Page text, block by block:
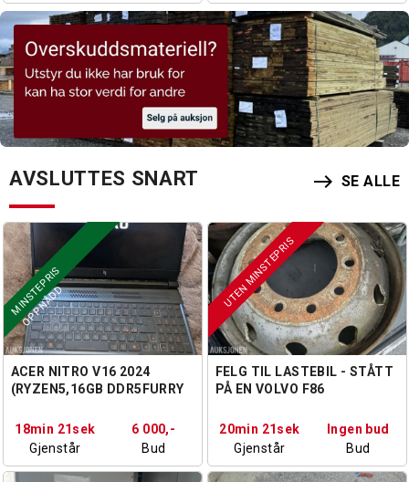
AVSLUTTES SNART east SE ALLE
M
I
N
S
T
E
P
R
I
S
O
P
P
N
Å
D
D
ACER NITRO V16 2024
(RYZEN5,16GB DDR5FURRY
M2 DRIVE, WIN11)
18min 20sek
Gjenstår
6 000,-
Bud
UTEN MINSTEPRIS
FELG TIL LASTEBIL - STÅTT
PÅ EN VOLVO F86
20min 20sek
Gjenstår
Ingen bud
Bud